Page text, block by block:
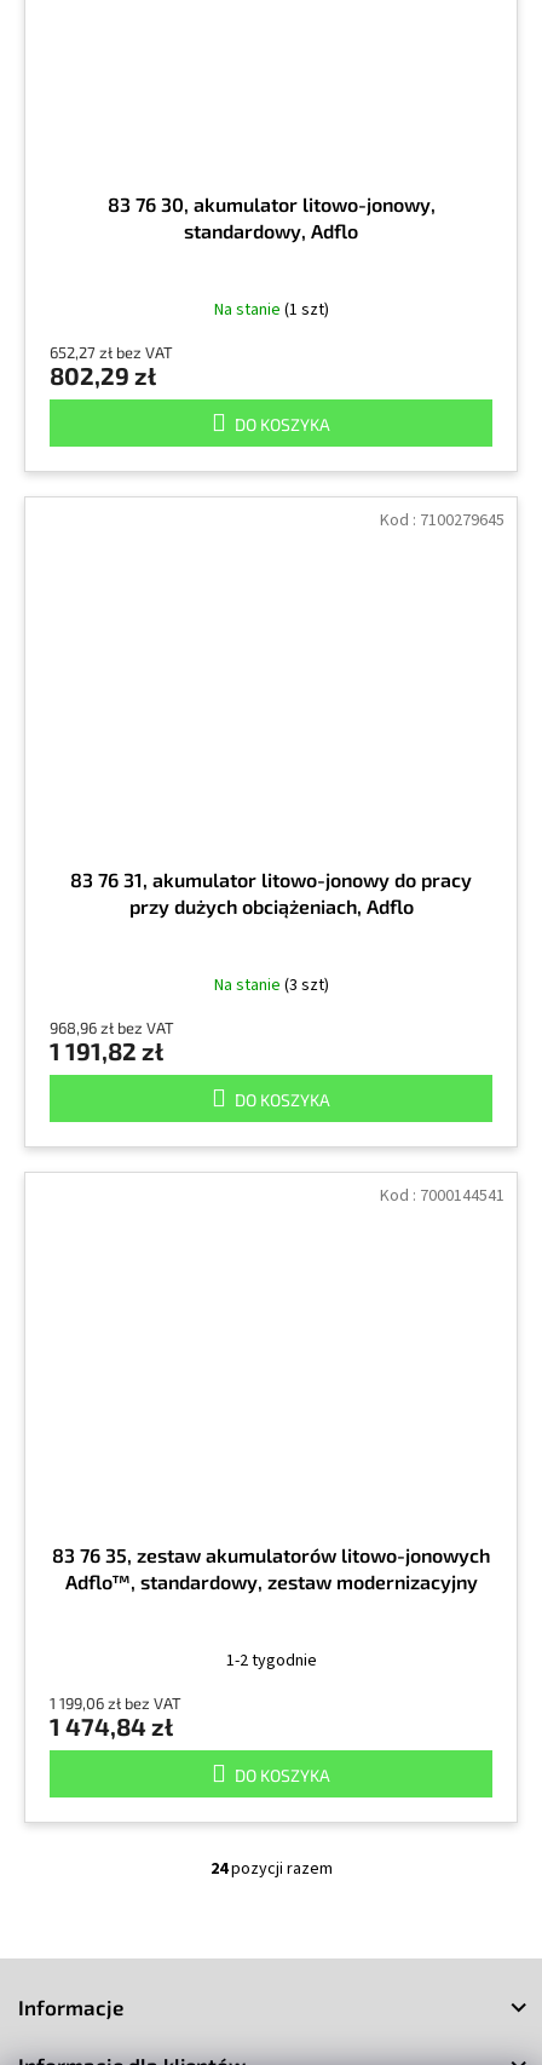
83 76 30, akumulator litowo-jonowy,
standardowy, Adflo
Na stanie (1 szt)
652,27 zł bez VAT
802,29 zł
DO KOSZYKA
83 76 31, akumulator litowo-jonowy do pracy
przy dużych obciążeniach, Adflo
Na stanie (3 szt)
968,96 zł bez VAT
1 191,82 zł
DO KOSZYKA
Kod : 7100279645
83 76 35, zestaw akumulatorów litowo-jonowych
Adflo™, standardowy, zestaw modernizacyjny
1-2 tygodnie
1 199,06 zł bez VAT
1 474,84 zł
DO KOSZYKA
Kod : 7000144541
K
24pozycji razem
Informacje